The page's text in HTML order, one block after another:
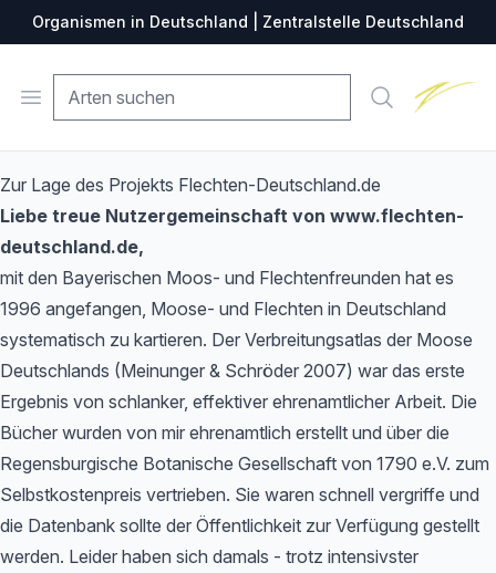
Organismen in Deutschland | Zentralstelle Deutschland
Open menu Suche
Zur Lage des Projekts Flechten-Deutschland.de
Liebe treue Nutzergemeinschaft von www.flechten-
deutschland.de,
mit den Bayerischen Moos- und Flechtenfreunden hat es
1996 angefangen, Moose- und Flechten in Deutschland
systematisch zu kartieren. Der Verbreitungsatlas der Moose
Deutschlands (Meinunger & Schröder 2007) war das erste
Ergebnis von schlanker, effektiver ehrenamtlicher Arbeit. Die
Bücher wurden von mir ehrenamtlich erstellt und über die
Regensburgische Botanische Gesellschaft von 1790 e.V. zum
Selbstkostenpreis vertrieben. Sie waren schnell vergriffe und
die Datenbank sollte der Öffentlichkeit zur Verfügung gestellt
werden. Leider haben sich damals - trotz intensivster